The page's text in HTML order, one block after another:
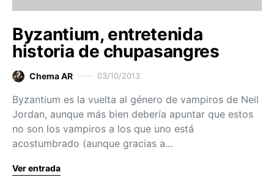
Byzantium, entretenida
historia de chupasangres
Chema AR 03/10/2013
Byzantium es la vuelta al género de vampiros de Neil
Jordan, aunque más bien debería apuntar que estos
no son los vampiros a los que uno está
acostumbrado (aunque gracias a…
Ver entrada